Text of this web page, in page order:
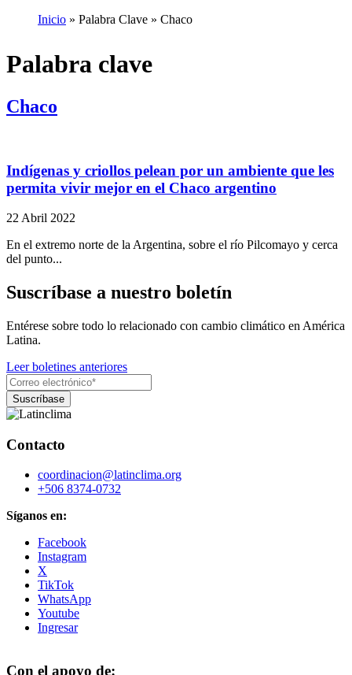
de
Inicio Palabra Clave Chaco
Palabra clave
Chaco
Indígenas y criollos pelean por un ambiente que les
permita vivir mejor en el Chaco argentino
22 Abril 2022
En el extremo norte de la Argentina, sobre el río Pilcomayo y cerca
del punto...
Suscríbase a nuestro boletín
Entérese sobre todo lo relacionado con cambio climático en América
Latina.
Leer boletines anteriores
Contacto
coordinacion@latinclima.org
+506 8374-0732
Síganos en:
Facebook
Instagram
X
TikTok
WhatsApp
Youtube
Ingresar
Con el apoyo de: